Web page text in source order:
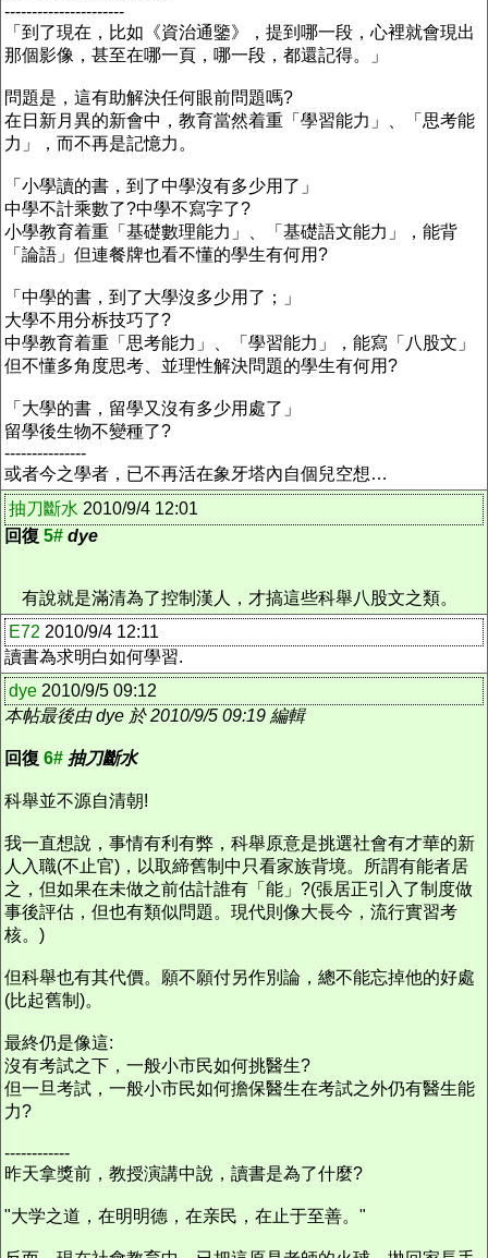
----------------------
「到了現在，比如《資治通鑒》，提到哪一段，心裡就會現出
那個影像，甚至在哪一頁，哪一段，都還記得。」
問題是，這有助解決任何眼前問題嗎?
在日新月異的新會中，教育當然着重「學習能力」、「思考能
力」，而不再是記憶力。
「小學讀的書，到了中學沒有多少用了」
中學不計乘數了?中學不寫字了?
小學教育着重「基礎數理能力」、「基礎語文能力」，能背
「論語」但連餐牌也看不懂的學生有何用?
「中學的書，到了大學沒多少用了；」
大學不用分柝技巧了?
中學教育着重「思考能力」、「學習能力」，能寫「八股文」
但不懂多角度思考、並理性解決問題的學生有何用?
「大學的書，留學又沒有多少用處了」
留學後生物不變種了?
---------------
或者今之學者，已不再活在象牙塔內自個兒空想…
抽刀斷水 2010/9/4 12:01
回復 5# dye
有說就是滿清為了控制漢人，才搞這些科舉八股文之類。
E72 2010/9/4 12:11
讀書為求明白如何學習.
dye 2010/9/5 09:12
本帖最後由 dye 於 2010/9/5 09:19 編輯
回復 6# 抽刀斷水
科舉並不源自清朝!
我一直想說，事情有利有弊，科舉原意是挑選社會有才華的新
人入職(不止官)，以取締舊制中只看家族背境。所謂有能者居
之，但如果在未做之前估計誰有「能」?(張居正引入了制度做
事後評估，但也有類似問題。現代則像大長今，流行實習考
核。)
但科舉也有其代價。願不願付另作別論，總不能忘掉他的好處
(比起舊制)。
最終仍是像這:
沒有考試之下，一般小市民如何挑醫生?
但一旦考試，一般小市民如何擔保醫生在考試之外仍有醫生能
力?
------------
昨天拿獎前，教授演講中說，讀書是為了什麼?
"大学之道，在明明德，在亲民，在止于至善。"